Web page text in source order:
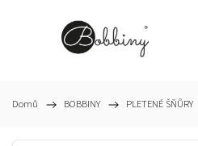
Domů / BOBBINY / PLETENÉ ŠŇŮRY